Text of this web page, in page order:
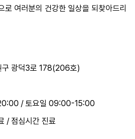
여러분의 건강한 일상을 되찾아드리
구 광덕3로 178(206호)
/ 토요일 09:00-15:00
/ 점심시간 진료